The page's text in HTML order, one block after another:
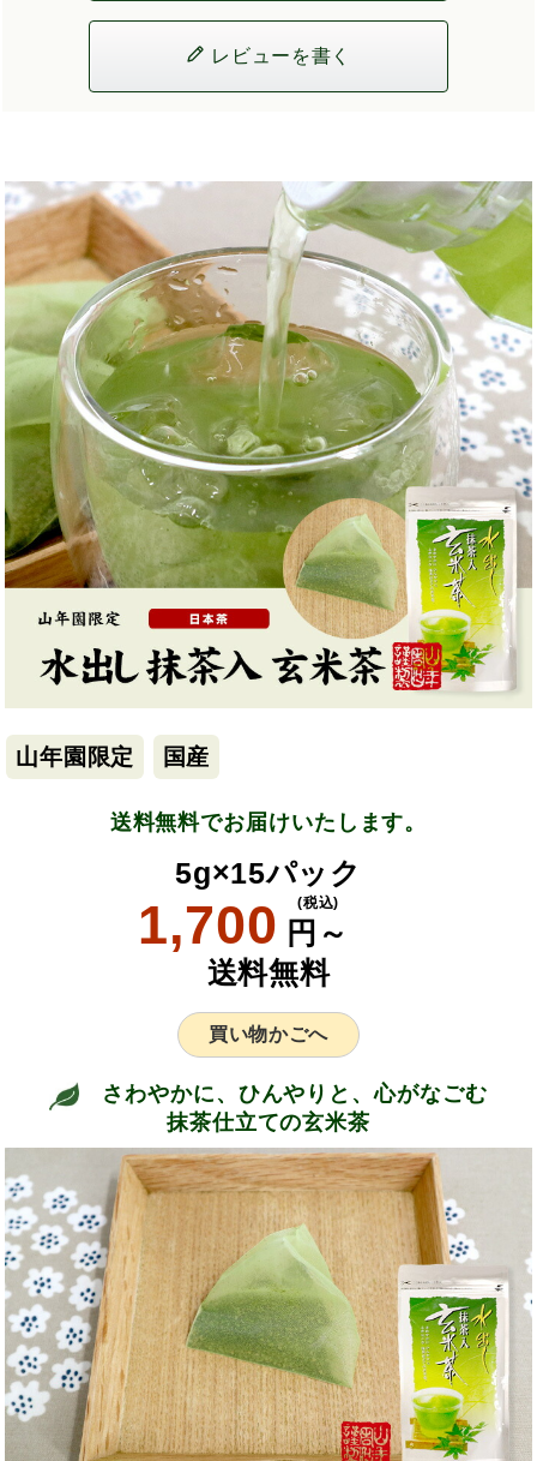
レビューを書く
山年園限定 国産
送料無料でお届けいたします。
5g×15パック
1,700 円～
(税込)
送料無料
買い物かごへ
さわやかに、ひんやりと、心がなごむ
抹茶仕立ての玄米茶